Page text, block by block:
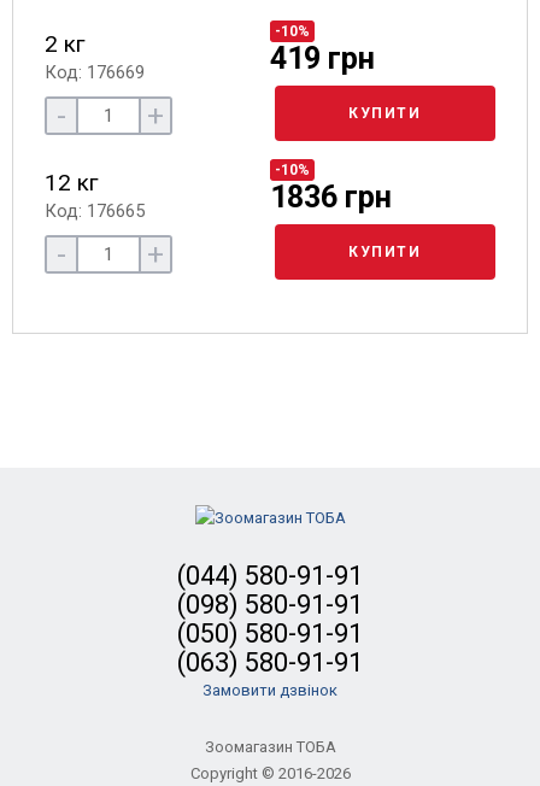
2 кг
Код: 176669
-10%
419 грн
- + КУПИТИ
12 кг
Код: 176665
-10%
1836 грн
- + КУПИТИ
(044) 580-91-91
(098) 580-91-91
(050) 580-91-91
(063) 580-91-91
Замовити дзвінок
Зоомагазин ТОБА
Copyright © 2016-2026